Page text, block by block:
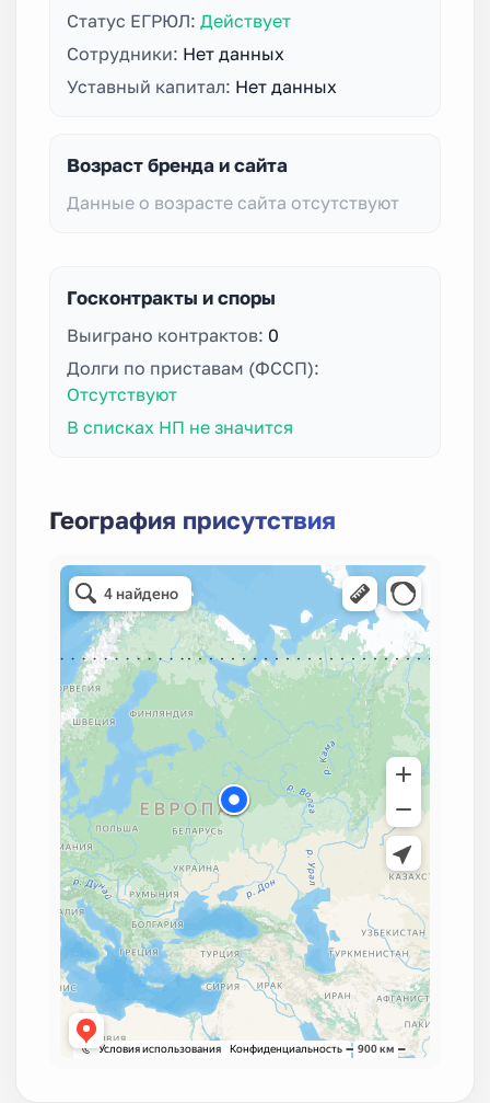
Статус ЕГРЮЛ: Действует
Сотрудники: Нет данных
Уставный капитал: Нет данных
Возраст бренда и сайта
Данные о возрасте сайта отсутствуют
Госконтракты и споры
Выиграно контрактов: 0
Долги по приставам (ФССП):
Отсутствуют
В списках НП не значится
География присутствия